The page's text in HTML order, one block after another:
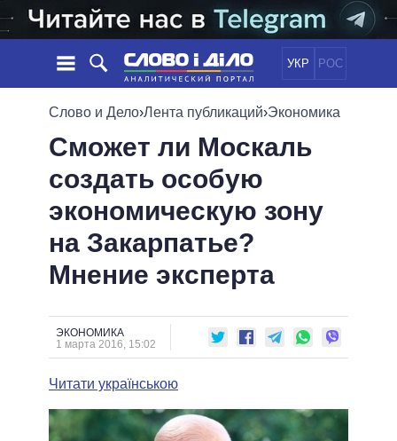
УКР РОС
НОВОСТИ
ЛЕНТА
СОБЫТИЯ
СТАТЬИ
ОБЗОРЫ
ДАЙДЖЕСТЫ
ПОЛИТИКА
ЭКОНОМИКА
ОБЩЕСТВО
МИР
ОБЕЩАНИЯ
ПОЛИТИКИ
ВСЕ ПОЛИТИКИ
ПРЕЗИДЕНТ И ОФИС
ВЕРХОВНАЯ РАДА
ГЛАВЫ ОБЛАДМИНИСТРАЦИЙ
МЭРЫ
ВСЕ ПЕРСОНЫ
ИНФОГРАФИКА
ВИДЕО
СРАВНЕНИЕ ПОЛИТИКОВ
Слово и Дело›Лента публикаций›Экономика
Сможет ли Москаль
создать особую
экономическую зону
на Закарпатье?
Мнение эксперта
ЭКОНОМИКА
1 марта 2016, 15:02
Читати українською